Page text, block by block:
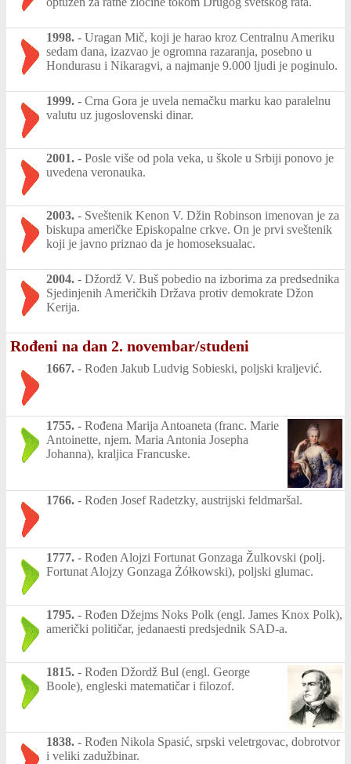
1998. - Uragan Mič, koji je harao kroz Centralnu Ameriku
sedam dana, izazvao je ogromna razaranja, posebno u
Hondurasu i Nikaragvi, a najmanje 9.000 ljudi je poginulo.
1999. - Crna Gora je uvela nemačku marku kao paralelnu
valutu uz jugoslovenski dinar.
2001. - Posle više od pola veka, u škole u Srbiji ponovo je
uvedena veronauka.
2003. - Sveštenik Kenon V. Džin Robinson imenovan je za
biskupa američke Episkopalne crkve. On je prvi sveštenik
koji je javno priznao da je homoseksualac.
2004. - Džordž V. Buš pobedio na izborima za predsednika
Sjedinjenih Američkih Država protiv demokrate Džon
Kerija.
Rođeni na dan 2. novembar/studeni
1667. - Rođen Jakub Ludvig Sobieski, poljski kraljević.
1755. - Rođena Marija Antoaneta (franc. Marie
Antoinette, njem. Maria Antonia Josepha
Johanna), kraljica Francuske.
1766. - Rođen Josef Radetzky, austrijski feldmaršal.
1777. - Rođen Alojzi Fortunat Gonzaga Žulkovski (polj.
Fortunat Alojzy Gonzaga Żółkowski), poljski glumac.
1795. - Rođen Džejms Noks Polk (engl. James Knox Polk),
američki političar, jedanaesti predsjednik SAD-a.
1815. - Rođen Džordž Bul (engl. George
Boole), engleski matematičar i filozof.
1838. - Rođen Nikola Spasić, srpski veletrgovac, dobrotvor
i veliki zadužbinar.